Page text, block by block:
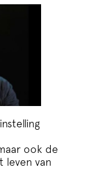
ook de
leven van